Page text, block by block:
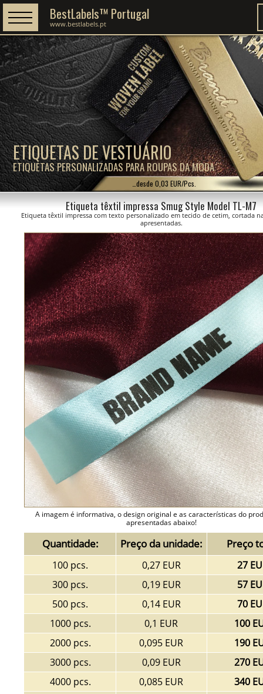
ETIQUETAS DE VESTUÁRIO
ETIQUETAS PERSONALIZADAS PARA ROUPAS DA MODA
BestLabels™ Portugal
www.bestlabels.pt
…desde 0,03 EUR/Pcs.
Etiqueta têxtil impressa Smug Style Model TL-M7
Etiqueta têxtil impressa com texto personalizado em tecido de cetim, cortada
apresentadas.
A imagem é informativa, o design original e as características do
apresentadas abaixo!
Quantidade: Preço da unidade: Preço
100 pcs. 0,27 EUR
27
300 pcs.
0,19 EUR
57
500 pcs.
0,14 EUR
70
1000 pcs.
0,1 EUR
100
2000 pcs.
0,095 EUR
190
3000 pcs.
0,09 EUR
270
4000 pcs.
0,085 EUR
340